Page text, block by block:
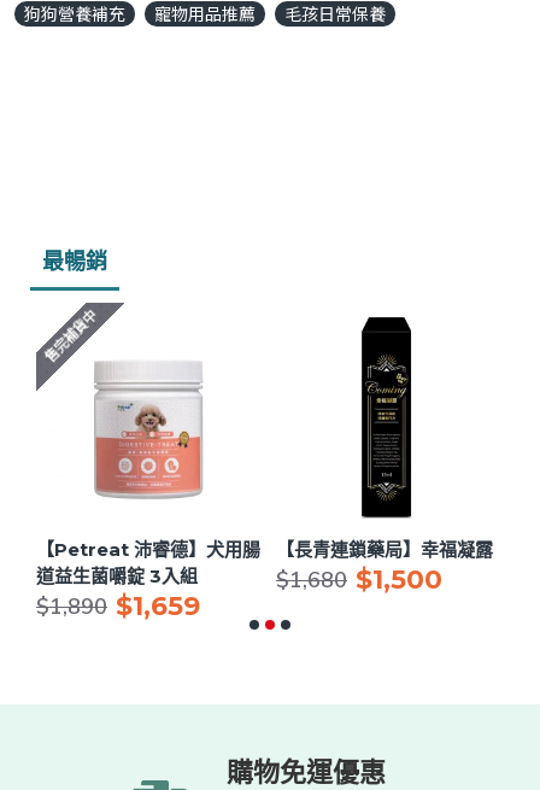
狗狗營養補充
寵物用品推薦 毛孩日常保養
最暢銷
售完補貨中
【Petreat 沛睿德】犬用腸
道益生菌嚼錠 3入組
$1,659
$1,890
【長青連鎖藥局】幸福凝露
$1,500
$1,680
購物免運優惠